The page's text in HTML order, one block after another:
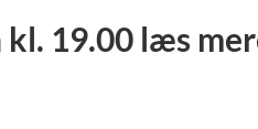
19.00 læs